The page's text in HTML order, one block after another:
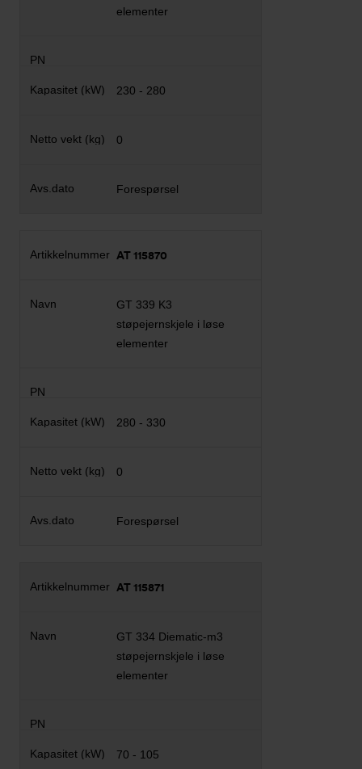
elementer
230 - 280
0
Forespørsel
AT 115870
GT 339 K3
støpejernskjele i løse
elementer
280 - 330
0
Forespørsel
AT 115871
GT 334 Diematic-m3
støpejernskjele i løse
elementer
70 - 105